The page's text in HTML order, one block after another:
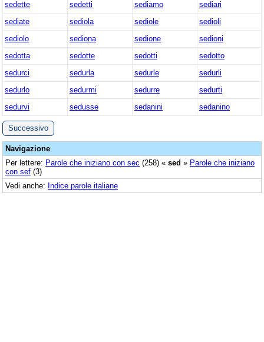
sedette
sedetti sediamo
sediari
sediate
sediola sediole
sedioli
sediolo
sediona sedione
sedioni
sedotta
sedotte sedotti
sedotto
sedurci
sedurla sedurle
sedurli
sedurlo
sedurmi sedurre
sedurti
sedurvi
sedusse sedanini sedanino
Successivo
Navigazione
Per lettere: Parole che iniziano con sec (258) « sed » Parole che iniziano
con sef (3)
Vedi anche: Indice parole italiane